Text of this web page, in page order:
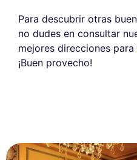
Para descubrir otras
no dudes en consultar
mejores direcciones para
¡Buen provecho!